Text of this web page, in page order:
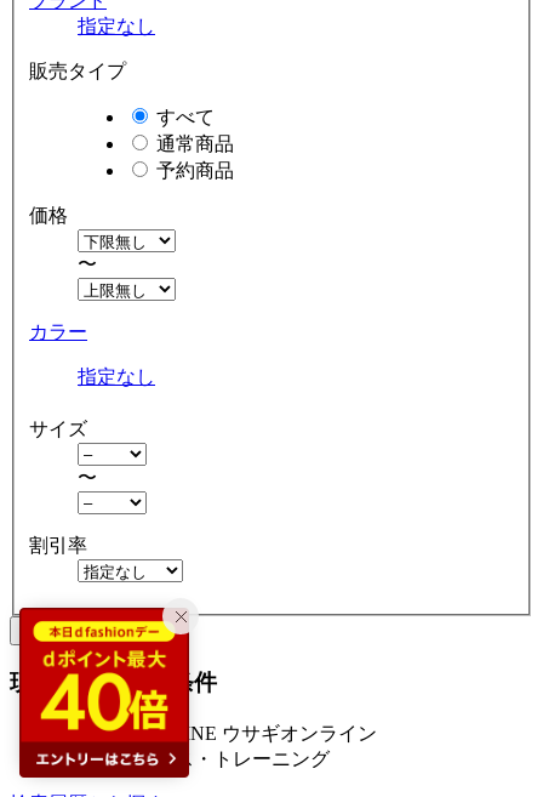
指定なし
販売タイプ
すべて
通常商品
予約商品
価格
〜
カラー
指定なし
サイズ
〜
割引率
クリア 絞り込む
現在の絞り込み条件
USAGI ONLINE ウサギオンライン
フィットネス・トレーニング